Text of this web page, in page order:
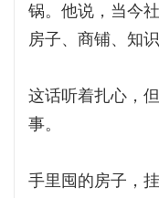
锅。他说，当今
房子、商铺、知
这话听着扎心，
事。
手里囤的房子，